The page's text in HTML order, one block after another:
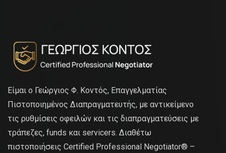
Είμαι ο Γεώργιος Φ. Κοντός, Επαγγελματίας
Πιστοποιημένος Διαπραγματευτής, με αντικείμενο
τις ρυθμίσεις οφειλών και τις διαπραγματεύσεις με
τράπεζες, funds και servicers. Διαθέτω
πιστοποιήσεις Certified Professional Negotiator® –